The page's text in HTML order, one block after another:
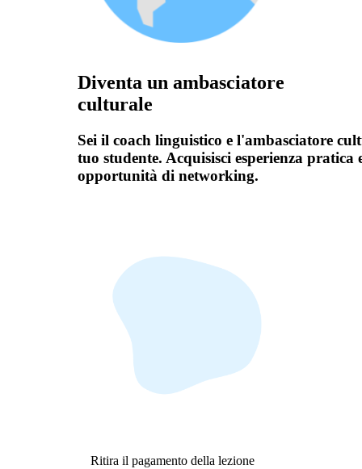
Diventa un ambasciatore
culturale
Sei il coach linguistico e l'ambasciatore
tuo studente. Acquisisci esperienza pratica
opportunità di networking.
Ritira il pagamento della lezione